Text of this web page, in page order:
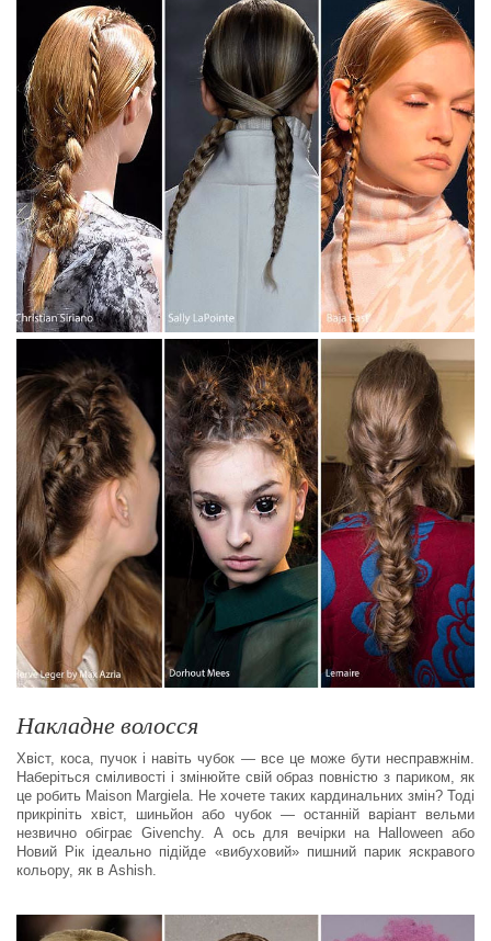
Накладне волосся
Хвіст, коса, пучок і навіть чубок — все це може бути несправжнім.
Наберіться сміливості і змінюйте свій образ повністю з париком, як
це робить Maison Margiela. Не хочете таких кардинальних змін? Тоді
прикріпіть хвіст, шиньйон або чубок — останній варіант вельми
незвично обіграє Givenchy. А ось для вечірки на Halloween або
Новий Рік ідеально підійде «вибуховий» пишний парик яскравого
кольору, як в Ashish.